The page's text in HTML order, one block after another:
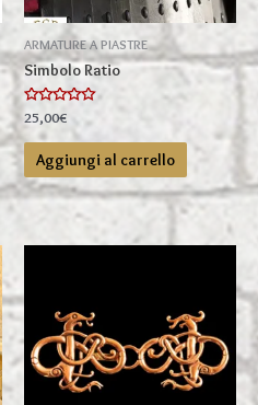
ARMATURE A PIASTRE
Simbolo Ratio
Valutato
0
su
25,00€
Aggiungi al carrello